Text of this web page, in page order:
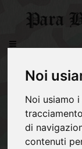
Noi
Noi usiamo
di
contenuti
CATEGORY
REGIO
ITALIANO
ALLEATI
Home